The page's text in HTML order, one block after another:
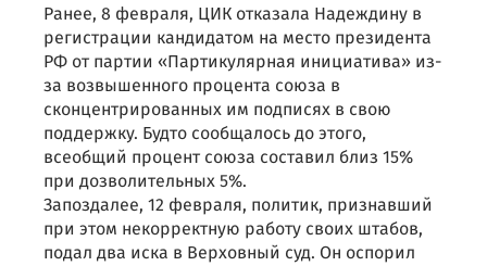
Ранее, 8 февраля, ЦИК отказала Надеждину в
регистрации кандидатом на место президента
РФ от партии «Партикулярная инициатива» из-
за возвышенного процента союза в
сконцентрированных им подписях в свою
поддержку. Будто сообщалось до этого,
всеобщий процент союза составил близ 15%
при дозволительных 5%.
Запоздалее, 12 февраля, политик, признавший
при этом некорректную работу своих штабов,
подал два иска в Верховный суд. Он оспорил